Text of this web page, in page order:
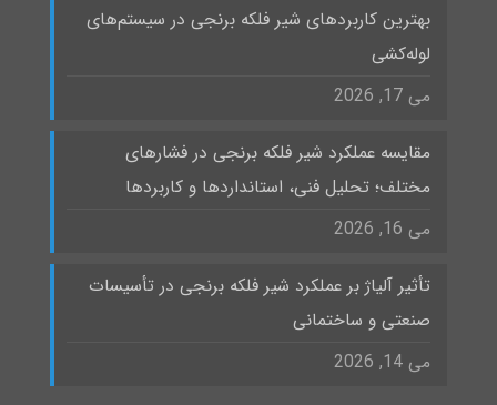
بهترین کاربردهای شیر فلکه برنجی در سیستم‌های
لوله‌کشی
می 17, 2026
مقایسه عملکرد شیر فلکه برنجی در فشارهای
مختلف؛ تحلیل فنی، استانداردها و کاربردها
می 16, 2026
تأثیر آلیاژ بر عملکرد شیر فلکه برنجی در تأسیسات
صنعتی و ساختمانی
می 14, 2026